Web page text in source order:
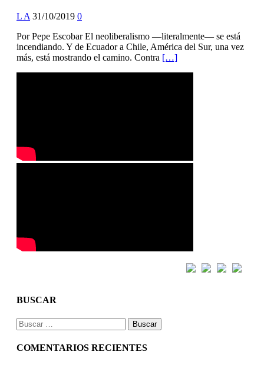
L A 31/10/2019 0
Por Pepe Escobar El neoliberalismo —literalmente— se está
incendiando. Y de Ecuador a Chile, América del Sur, una vez
más, está mostrando el camino. Contra […]
BUSCAR
Buscar:
COMENTARIOS RECIENTES